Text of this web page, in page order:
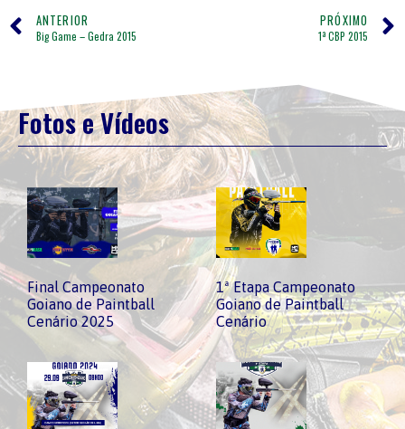
ANTERIOR
Big Game – Gedra 2015
PRÓXIMO
1ª CBP 2015
Fotos e Vídeos
Final Campeonato
Goiano de Paintball
Cenário 2025
1ª Etapa Campeonato
Goiano de Paintball
Cenário